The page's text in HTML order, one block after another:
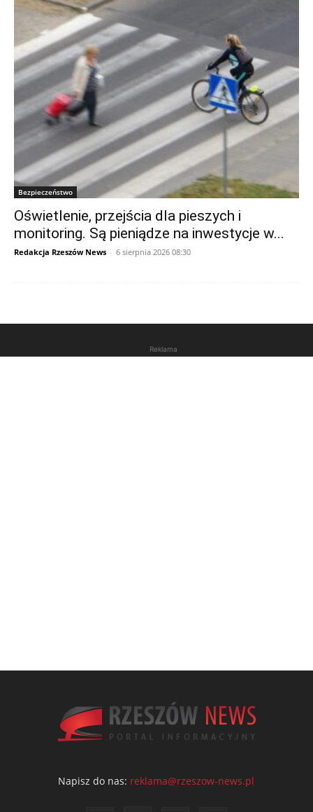
Bezpieczeństwo
Oświetlenie, przejścia dla pieszych i
monitoring. Są pieniądze na inwestycje w...
Redakcja Rzeszów News - 6 sierpnia 2026 08:30
Reklama
Napisz do nas: reklama@rzeszow-news.pl